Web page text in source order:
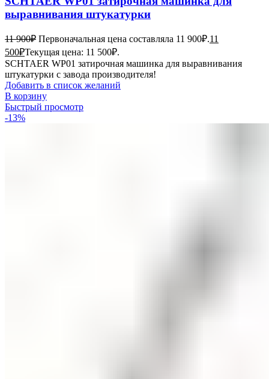
выравнивания штукатурки
11 900₽ Первоначальная цена составляла 11 900₽.11
500₽Текущая цена: 11 500₽.
SCHTAER WP01 затирочная машинка для выравнивания
штукатурки с завода производителя!
Добавить в список желаний
В корзину
Быстрый просмотр
-13%